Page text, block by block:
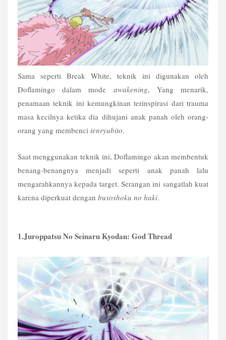
Sama seperti Break White, teknik ini digunakan oleh
Doflamingo dalam mode awakening, Yang menarik,
penamaan teknik ini kemungkinan terinspirasi dari trauma
masa kecilnya ketika dia dihujani anak panah oleh orang-
orang yang membenci tenryubito.
Saat menggunakan teknik ini, Doflamingo akan membentuk
benang-benangnya menjadi seperti anak panah lalu
mengarahkannya kepada target. Serangan ini sangatlah kuat
karena diperkuat dengan busoshoku no haki.
1.Juroppatsu No Seinaru Kyodan: God Thread